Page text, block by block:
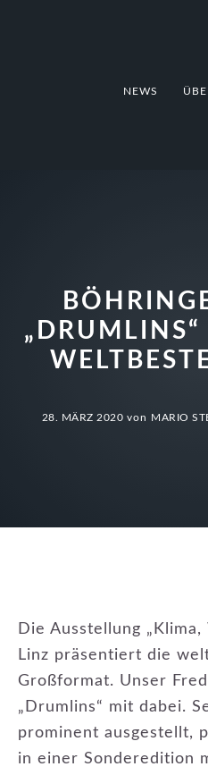
NEWS
28. MÄRZ 2020 von MARIO
Die Ausstellung
Linz präsentiert die
Großformat. Unser
„Drumlins“ mit dabei.
prominent ausgestellt,
in einer Sonderedition